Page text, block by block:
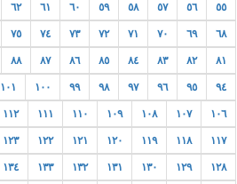
٥٥ ٥٦ ٥٧ ٥٨ ٥٩ ٦٠ ٦١ ٦٢
٦٨ ٦٩ ٧٠ ٧١ ٧٢ ٧٣ ٧٤ ٧٥
٨١ ٨٢ ٨٣ ٨٤ ٨٥ ٨٦ ٨٧ ٨٨
٩٤ ٩٥ ٩٦ ٩٧ ٩٨ ٩٩ ١٠٠ ١٠١
١٠٦ ١٠٧ ١٠٨ ١٠٩ ١١٠ ١١١ ١١٢
١١٧ ١١٨ ١١٩ ١٢٠ ١٢١ ١٢٢ ١٢٣
١٢٨ ١٢٩ ١٣٠ ١٣١ ١٣٢ ١٣٣ ١٣٤